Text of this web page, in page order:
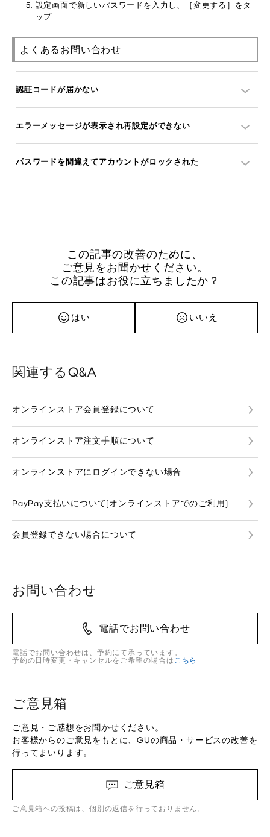
設定画面で新しいパスワードを入力し、［変更する］をタ
ップ
よくあるお問い合わせ
認証コードが届かない
エラーメッセージが表示され再設定ができない
パスワードを間違えてアカウントがロックされた
この記事の改善のために、
ご意見をお聞かせください。
この記事はお役に立ちましたか？
はい いいえ
関連するQ&A
オンラインストア会員登録について
オンラインストア注文手順について
オンラインストアにログインできない場合
PayPay支払いについて(オンラインストアでのご利用)
会員登録できない場合について
お問い合わせ
電話でお問い合わせ
電話でお問い合わせは、予約にて承っています。
予約の日時変更・キャンセルをご希望の場合は こちら
ご意見箱
ご意見・ご感想をお聞かせください。
お客様からのご意見をもとに、GUの商品・サービスの改善を
行ってまいります。
ご意見箱
ご意見箱への投稿は、個別の返信を行っておりません。